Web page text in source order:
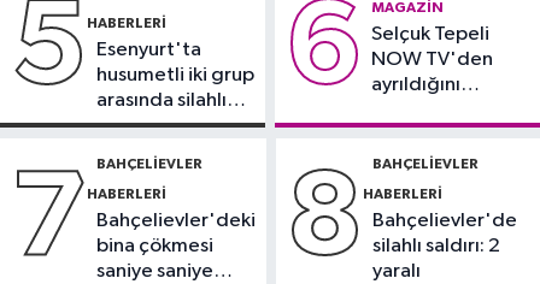
'Fezleke' gündemi
5 HABERLERI
Esenyurt'ta
husumetli iki grup
arasında silahlı
kavga
6 MAGAZIN
Selçuk Tepeli
NOW TV'den
ayrıldığını
7 BAHÇELIEVLER
HABERLERI
Bahçelievler'deki
bina çökmesi
saniye saniye
8 BAHÇELIEVLER
HABERLERI
Bahçelievler'de
silahlı saldırı: 2
yaralı